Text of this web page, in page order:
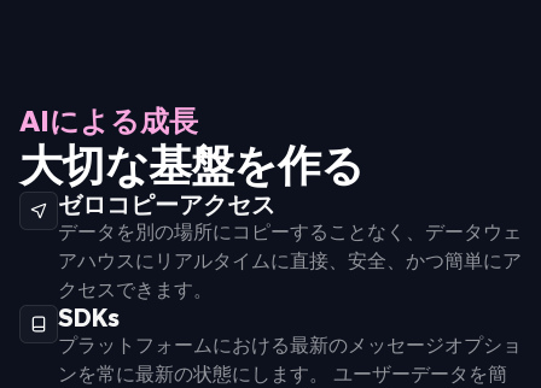
AIによる成長
大切な基盤を作る
ゼロコピーアクセス
データを別の場所にコピーすることなく、データウェ
アハウスにリアルタイムに直接、安全、かつ簡単にア
クセスできます。
SDKs
プラットフォームにおける最新のメッセージオプショ
ンを常に最新の状態にします。 ユーザーデータを簡